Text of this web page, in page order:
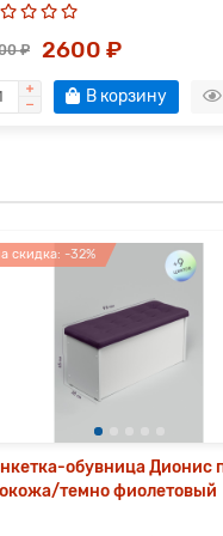
₽ 2600 ₽
В корзину
скидка: -32%
обувница Дионис
темно фиолетовый